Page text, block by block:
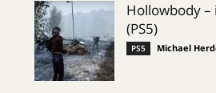
Hollowbody –
(PS5)
PS5 Michael